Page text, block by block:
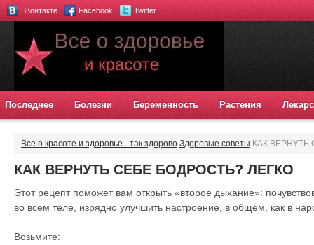
ВКонтакте Facebook Twitter
Последнее Болезни Беременность Растения
Все о красоте и здоровье - так здорово Здоровые советы КАК ВЕРНУТЬ
КАК ВЕРНУТЬ СЕБЕ БОДРОСТЬ? ЛЕГКО
Этот рецепт поможет вам открыть «второе дыхание»:
во всем теле, изрядно улучшить настроение, в общем, как в
Возьмите: